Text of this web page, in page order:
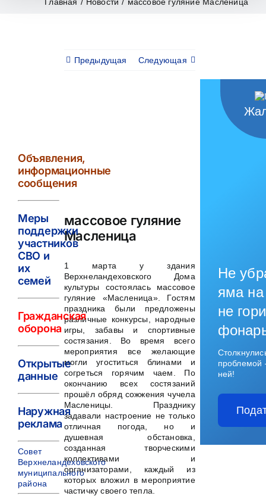
Предыдущая Следующая
массовое гуляние
Масленица
1 марта у здания
Верхнеландеховского Дома
культуры состоялась массовое
гуляние «Масленица». Гостям
праздника были предложены
различные конкурсы, народные
игры, забавы и спортивные
состязания.
Во время всего
мероприятия все желающие
могли угоститься блинами и
согреться горячим чаем. По
окончанию всех состязаний
прошёл обряд сожжения чучела
Масленицы. Празднику
задавали настроение не только
отличная погода, но и
душевная обстановка,
созданная творческими
коллективами и
организаторами, каждый из
которых вложил в мероприятие
частичку своего тепла.
Объявления,
информационные
сообщения
Меры
поддержки
участников
СВО и
их
семей
Гражданская
оборона
Открытые
данные
Наружная
реклама
Совет
Верхнеландеховского
муниципального
района
Не
яма на
не
ней!